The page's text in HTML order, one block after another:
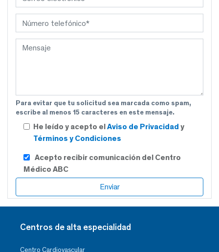
Para evitar que tu solicitud sea marcada como spam,
escribe al menos 15 caracteres en este mensaje.
He leído y acepto elAviso de Privacidad y
Términos y Condiciones
Acepto recibir comunicación del Centro
Médico ABC
Centros de alta especialidad
Centro Cardiovascular